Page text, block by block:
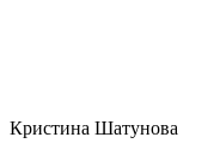
Кристина Шатунова